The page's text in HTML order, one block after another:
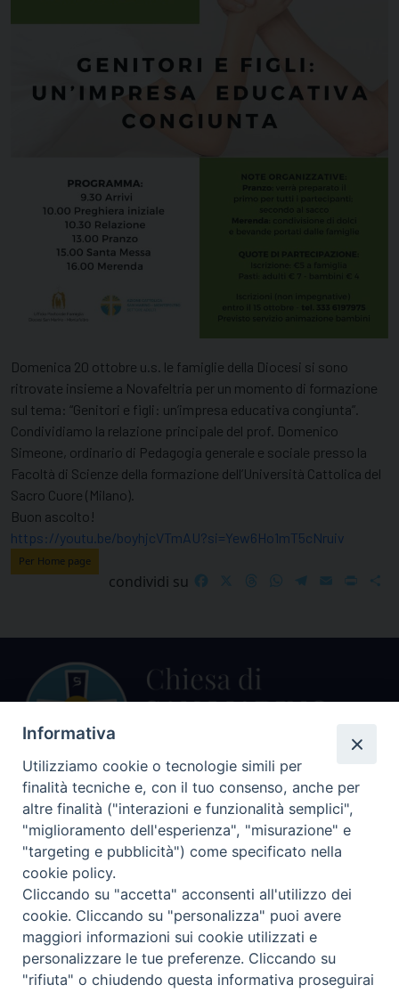
Domenica 20 ottobre u.s. le famiglie della Diocesi si sono
ritrovate insieme a Novafeltria per un momento di formazione
sul tema: “Genitori e figli: un’impresa educativa congiunta”.
Condividiamo la relazione principale del prof. Domenico
Simeone, ordinario di Pedagogia generale e sociale presso la
Facoltà di Scienze della formazione dell’Università Cattolica del
Sacro Cuore (Milano).
Buon ascolto!
https://youtu.be/boyhjcVTmAU?si=Yew6Ho1mT5cNruiv
Per Home page
condividi su FacebookThreadsWhatsApp
Telegram
EmailPrint
Centralino Curia Vescovile
0541 913711
Indirizzo
47864 PENNABILLI (RN)
Seguici su
Facebook
Instagram
LinkedIn
X YouTube
Feed
Informativa
Utilizziamo cookie o tecnologie simili per
finalità tecniche e, con il tuo consenso, anche per
altre finalità ("interazioni e funzionalità semplici",
"miglioramento dell'esperienza", "misurazione" e
"targeting e pubblicità") come specificato nella
cookie policy.
Cliccando su "accetta" acconsenti all'utilizzo dei
cookie. Cliccando su "personalizza" puoi avere
maggiori informazioni sui cookie utilizzati e
personalizzare le tue preferenze. Cliccando su
"rifiuta" o chiudendo questa informativa proseguirai